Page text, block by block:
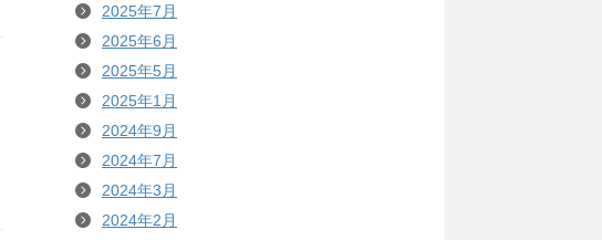
2025年7月
2025年6月
2025年5月
2025年1月
2024年9月
2024年7月
2024年3月
2024年2月